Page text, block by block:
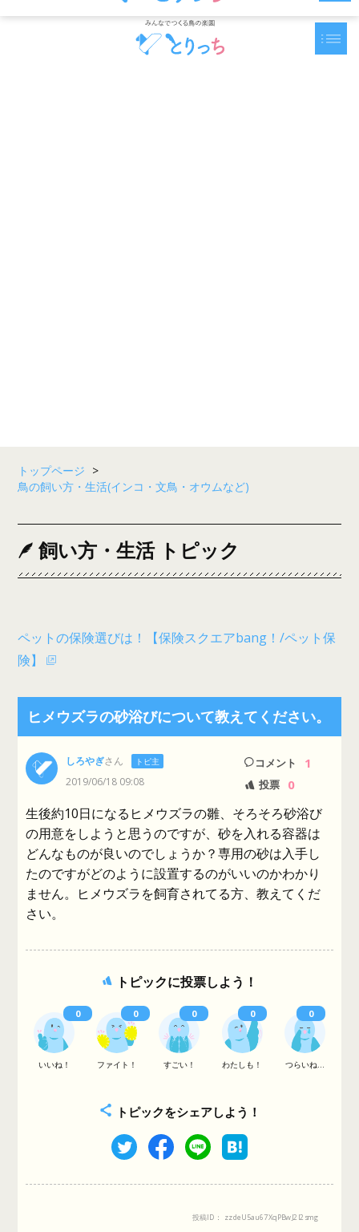
トップページ >
鳥の飼い方・生活(インコ・文鳥・オウムなど)
飼い方・生活 トピック
ペットの保険選びは！【保険スクエアbang！/ペット保
険】
ヒメウズラの砂浴びについて教えてください。
しろやぎさん トピ主
2019/06/18 09:08
コメント 1
投票 0
生後約10日になるヒメウズラの雛、そろそろ砂浴び
の用意をしようと思うのですが、砂を入れる容器は
どんなものが良いのでしょうか？専用の砂は入手し
たのですがどのように設置するのがいいのかわかり
ません。ヒメウズラを飼育されてる方、教えてくだ
さい。
トピックに投票しよう！
いいね！ ファイト！ すごい！ わたしも！ つらいね...
0 0 0 0 0
トピックをシェアしよう！
投稿ID： zzdeU5au67XqPBwJ2I2smg